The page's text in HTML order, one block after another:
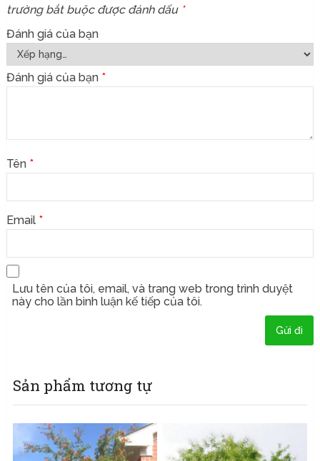
trường bắt buộc được đánh dấu *
Đánh giá của bạn
Đánh giá của bạn *
Tên *
Email *
Lưu tên của tôi, email, và trang web trong trình duyệt
này cho lần bình luận kế tiếp của tôi.
Sản phẩm tương tự